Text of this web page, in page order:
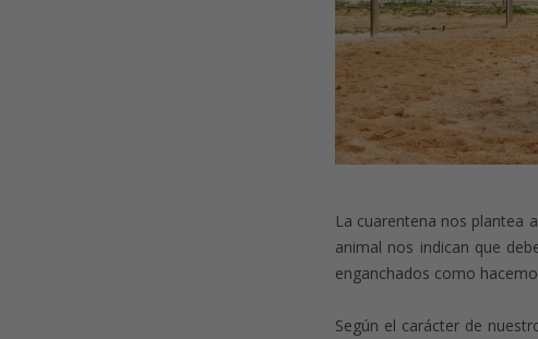
La cuarentena nos plantea
animal nos indican que
enganchados como
Según el carácter de